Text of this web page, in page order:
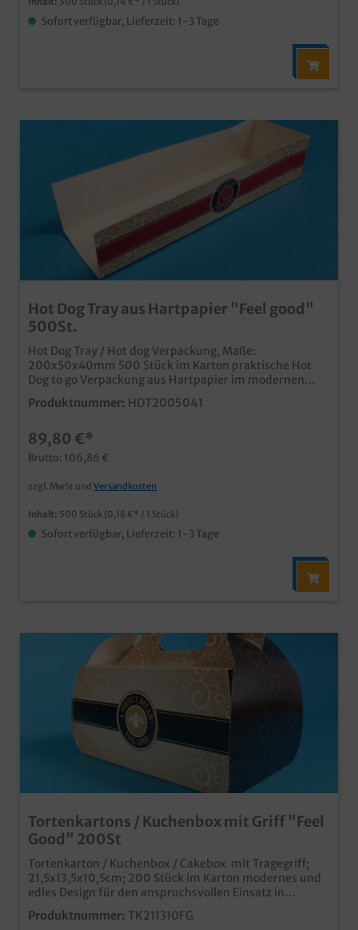
Sofort verfügbar, Lieferzeit: 1-3 Tage
Hot Dog Tray aus Hartpapier "Feel good"
500St.
Hot Dog Tray / Hot dog Verpackung, Maße:
200x50x40mm 500 Stück im Karton praktische Hot
Dog to go Verpackung aus Hartpapier im modernen
"Feel good" Neutralmotiv aus umweltfreundlichem
Hartpapier Qualität "Made in Germany" auch in Ihrem
Sie hierzu gern Praktisches und modernes Hot Dog Tray,
Diese innovative Snackverpackung aus Hartpapier sorgt
dafür, dass Ihre Kunden Ihren Hot Dog auch "auf der
Hand" optimal genießen können. Der Neutraldruck
"Fresh & Tasty" unterstreicht dabei Ihre
Firmenphilosophie und Ihren Qualitätseindruck.
Produktnummer: HDT2005041
89,80 €*
Brutto: 106,86 €
zzgl. MwSt und Versandkosten
Inhalt: 500 Stück (0,18 €* / 1 Stück)
Sofort verfügbar, Lieferzeit: 1-3 Tage
Tortenkartons / Kuchenbox mit Griff "Feel
Good" 200St
Tortenkarton / Kuchenbox / Cakebox mit Tragegriff;
21,5x13,5x10,5cm; 200 Stück im Karton modernes und
edles Design für den anspruchsvollen Einsatz in
Kaffeehaus, Café, Konditorei und Bäckerei praktisch
und stylisch für Kuchen, Torten, Gebäck aber auch
Produktnummer: TK211310FG